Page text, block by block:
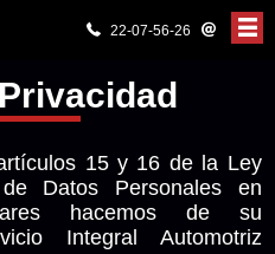
22-07-56-26
NOSOTROS
15 y 16 de la Ley
Datos Personales en
hacemos de su
Integral Automotriz